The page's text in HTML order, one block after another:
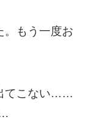
。もう一度お
てこない……